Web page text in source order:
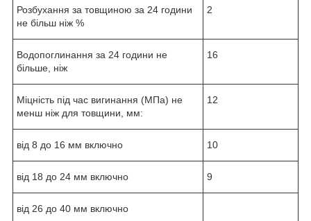
Розбухання за товщиною за 24 години
не більш ніж %
2
Водопоглинання за 24 години не
більше, ніж
16
Міцність під час вигинання (МПа) не
менш ніж для товщини, мм:
12
від 8 до 16 мм включно 10
від 18 до 24 мм включно 9
від 26 до 40 мм включно